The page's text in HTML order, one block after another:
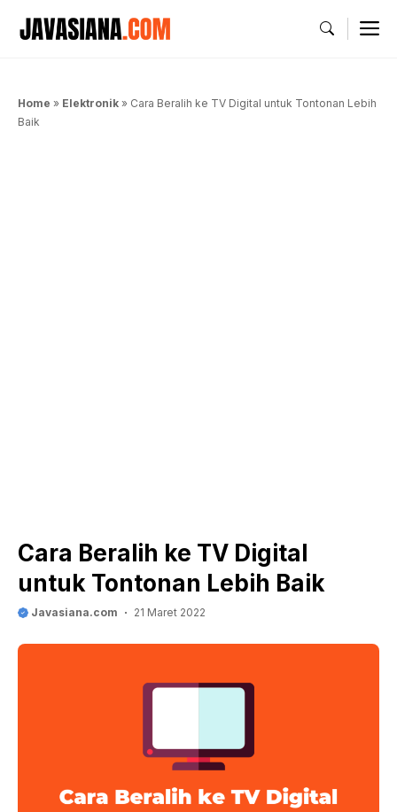
Home » Elektronik » Cara Beralih ke TV Digital untuk Tontonan Lebih
Baik
Cara Beralih ke TV Digital
untuk Tontonan Lebih Baik
Javasiana.com 21 Maret 2022